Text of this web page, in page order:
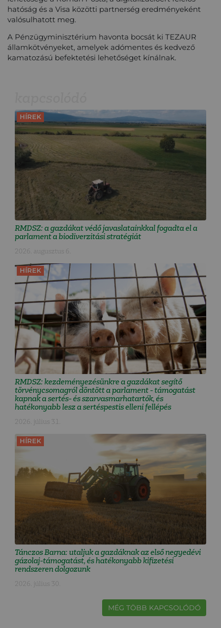
hatóság és a Visa közötti partnerség eredményeként
valósulhatott meg.
A Pénzügyminisztérium havonta bocsát ki TEZAUR
államkötvényeket, amelyek adómentes és kedvező
kamatozású befektetési lehetőséget kínálnak.
HÍREK
RMDSZ: a gazdákat védő javaslatainkkal fogadta el a
parlament a biodiverzitási stratégiát
2026. augusztus 6.
HÍREK
RMDSZ: kezdeményezésünkre a gazdákat segítő
törvénycsomagról döntött a parlament - támogatást
kapnak a sertés- és szarvasmarhatartók, és
hatékonyabb lesz a sertéspestis elleni fellépés
2026. július 31.
HÍREK
Tánczos Barna: utaljuk a gazdáknak az első negyedévi
gázolaj-támogatást, és hatékonyabb kifizetési
rendszeren dolgozunk
2026. július 30.
MÉG TÖBB KAPCSOLÓDÓ